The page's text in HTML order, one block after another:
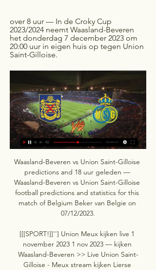
over 8 uur — In de Croky Cup
2023/2024 neemt Waasland-Beveren
het donderdag 7 december 2023 om
20:00 uur in eigen huis op tegen Union
Saint-Gilloise.
Waasland-Beveren vs Union Saint-Gilloise
predictions and 18 uur geleden —
Waasland-Beveren vs Union Saint-Gilloise
football predictions and statistics for this
match of Belgium Beker van Belgie on
07/12/2023.
[[[SPORT!]]''] Union Meux kijken live 1
november 2023 1 nov 2023 — kijken
Waasland-Beveren >> Live Union Saint-
Gilloise - Meux stream kijken Lierse